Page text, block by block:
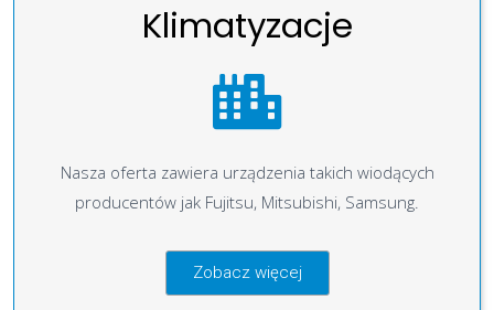
Klimatyzacje
Nasza oferta zawiera urządzenia takich wiodących
producentów jak Fujitsu, Mitsubishi, Samsung.
Zobacz więcej